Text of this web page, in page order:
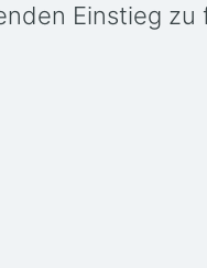
Einstieg zu